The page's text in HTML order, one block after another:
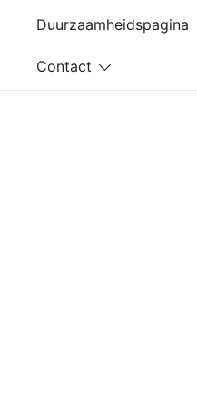
Duurzaamheidspagina
Contact